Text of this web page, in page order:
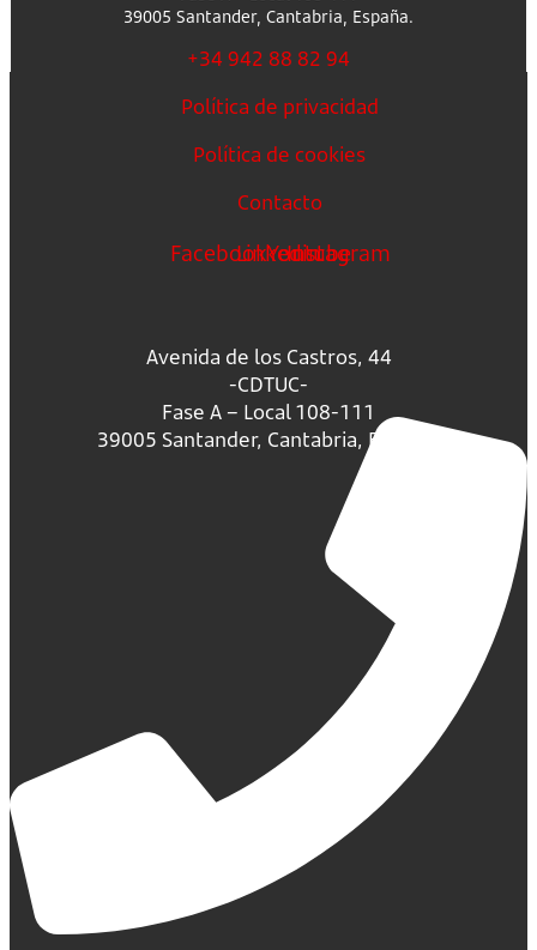
39005 Santander, Cantabria, España.
+34 942 88 82 94
Política de privacidad
Política de cookies
Contacto
FacebookLinkedin
Youtube
Instagram
Avenida de los Castros, 44
-CDTUC-
Fase A – Local 108-111
39005 Santander, Cantabria, España.